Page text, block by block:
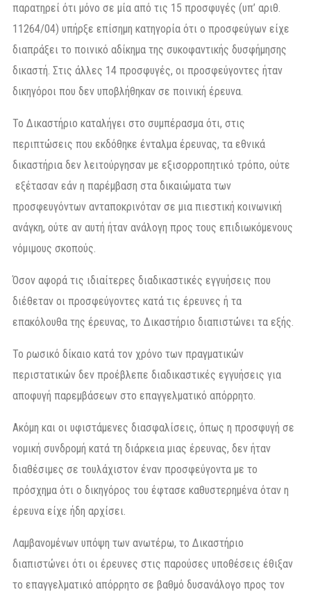
παρατηρεί ότι μόνο σε μία από τις 15 προσφυγές (υπ’ αριθ.
11264/04) υπήρξε επίσημη κατηγορία ότι ο προσφεύγων είχε
διαπράξει το ποινικό αδίκημα της συκοφαντικής δυσφήμησης
δικαστή. Στις άλλες 14 προσφυγές, οι προσφεύγοντες ήταν
δικηγόροι που δεν υποβλήθηκαν σε ποινική έρευνα.
Το Δικαστήριο καταλήγει στο συμπέρασμα ότι, στις
περιπτώσεις που εκδόθηκε ένταλμα έρευνας, τα εθνικά
δικαστήρια δεν λειτούργησαν με εξισορροπητικό τρόπο, ούτε
εξέτασαν εάν η παρέμβαση στα δικαιώματα των
προσφευγόντων ανταποκρινόταν σε μια πιεστική κοινωνική
ανάγκη, ούτε αν αυτή ήταν ανάλογη προς τους επιδιωκόμενους
νόμιμους σκοπούς.
Όσον αφορά τις ιδιαίτερες διαδικαστικές εγγυήσεις που
διέθεταν οι προσφεύγοντες κατά τις έρευνες ή τα
επακόλουθα της έρευνας, το Δικαστήριο διαπιστώνει τα εξής.
Το ρωσικό δίκαιο κατά τον χρόνο των πραγματικών
περιστατικών δεν προέβλεπε διαδικαστικές εγγυήσεις για
αποφυγή παρεμβάσεων στο επαγγελματικό απόρρητο.
Ακόμη και οι υφιστάμενες διασφαλίσεις, όπως η προσφυγή σε
νομική συνδρομή κατά τη διάρκεια μιας έρευνας, δεν ήταν
διαθέσιμες σε τουλάχιστον έναν προσφεύγοντα με το
πρόσχημα ότι ο δικηγόρος του έφτασε καθυστερημένα όταν η
έρευνα είχε ήδη αρχίσει.
Λαμβανομένων υπόψη των ανωτέρω, το Δικαστήριο
διαπιστώνει ότι οι έρευνες στις παρούσες υποθέσεις έθιξαν
το επαγγελματικό απόρρητο σε βαθμό δυσανάλογο προς τον